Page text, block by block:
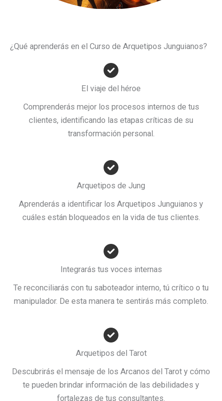
¿Qué aprenderás en el Curso de Arquetipos Junguianos?
El viaje del héroe
Comprenderás mejor los procesos internos de tus
clientes, identificando las etapas críticas de su
transformación personal.
Arquetipos de Jung
Aprenderás a identificar los Arquetipos Junguianos y
cuáles están bloqueados en la vida de tus clientes.
Integrarás tus voces internas
Te reconciliarás con tu saboteador interno, tú crítico o tu
manipulador. De esta manera te sentirás más completo.
Arquetipos del Tarot
Descubrirás el mensaje de los Arcanos del Tarot y cómo
te pueden brindar información de las debilidades y
fortalezas de tus consultantes.